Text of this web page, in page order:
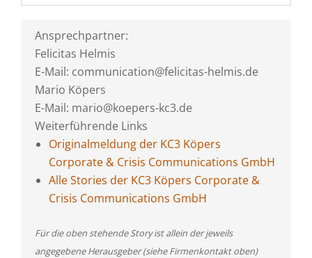
Ansprechpartner:
Felicitas Helmis
E-Mail: communication@felicitas-helmis.de
Mario Köpers
E-Mail: mario@koepers-kc3.de
Weiterführende Links
Originalmeldung der KC3 Köpers
Corporate & Crisis Communications GmbH
Alle Stories der KC3 Köpers Corporate &
Crisis Communications GmbH
Für die oben stehende Story ist allein der jeweils
angegebene Herausgeber (siehe Firmenkontakt oben)